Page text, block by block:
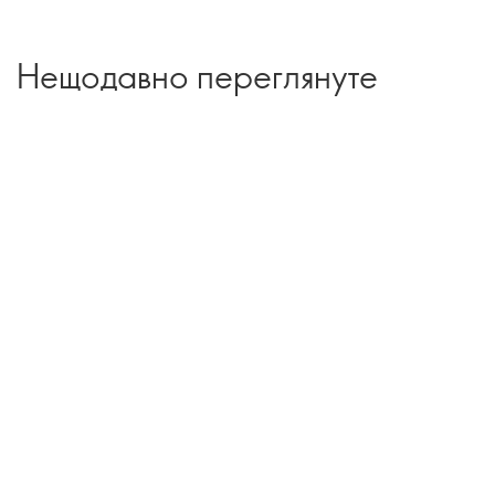
Нещодавно переглянуте